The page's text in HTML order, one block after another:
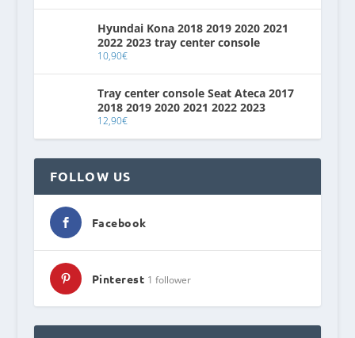
Hyundai Kona 2018 2019 2020 2021
2022 2023 tray center console
10,90€
Tray center console Seat Ateca 2017
2018 2019 2020 2021 2022 2023
12,90€
FOLLOW US
Facebook
Pinterest 1 follower